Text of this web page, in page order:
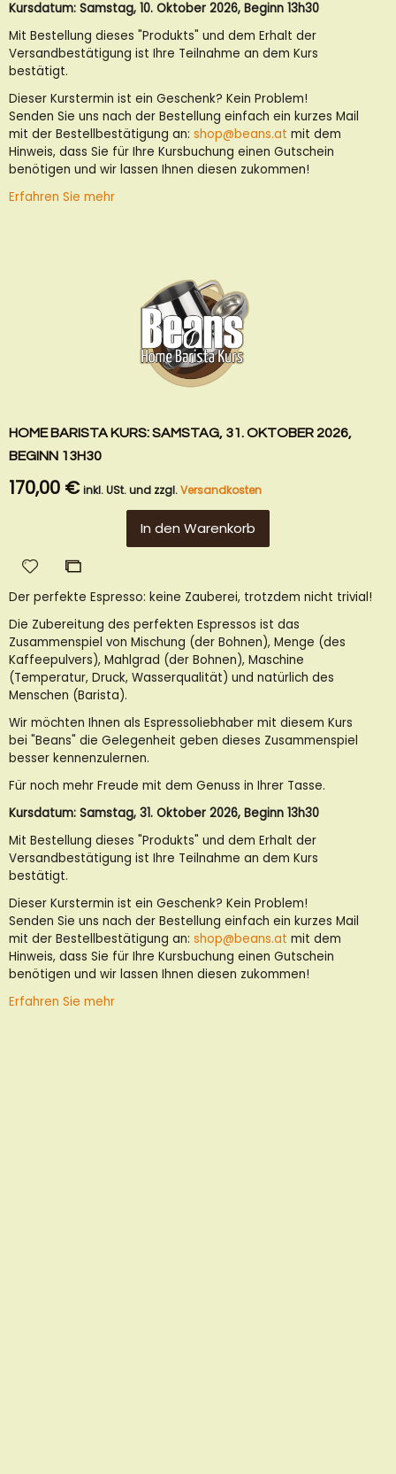
Kursdatum: Samstag, 10. Oktober 2026, Beginn 13h30
Mit Bestellung dieses "Produkts" und dem Erhalt der
Versandbestätigung ist Ihre Teilnahme an dem Kurs
bestätigt.
Dieser Kurstermin ist ein Geschenk? Kein Problem!
Senden Sie uns nach der Bestellung einfach ein kurzes Mail
mit der Bestellbestätigung an: shop@beans.at mit dem
Hinweis, dass Sie für Ihre Kursbuchung einen Gutschein
benötigen und wir lassen Ihnen diesen zukommen!
Erfahren Sie mehr
HOME BARISTA KURS: SAMSTAG, 31. OKTOBER 2026,
BEGINN 13H30
170,00 € inkl. USt. und zzgl.Versandkosten
In den Warenkorb
Zur
hinzufügen
Zur
hinzufügen
Der perfekte Espresso: keine Zauberei, trotzdem nicht trivial!
Die Zubereitung des perfekten Espressos ist das
Zusammenspiel von Mischung (der Bohnen), Menge (des
Kaffeepulvers), Mahlgrad (der Bohnen), Maschine
(Temperatur, Druck, Wasserqualität) und natürlich des
Menschen (Barista).
Wir möchten Ihnen als Espressoliebhaber mit diesem Kurs
bei "Beans" die Gelegenheit geben dieses Zusammenspiel
besser kennenzulernen.
Für noch mehr Freude mit dem Genuss in Ihrer Tasse.
Kursdatum: Samstag, 31. Oktober 2026, Beginn 13h30
Mit Bestellung dieses "Produkts" und dem Erhalt der
Versandbestätigung ist Ihre Teilnahme an dem Kurs
bestätigt.
Dieser Kurstermin ist ein Geschenk? Kein Problem!
Senden Sie uns nach der Bestellung einfach ein kurzes Mail
mit der Bestellbestätigung an: shop@beans.at mit dem
Hinweis, dass Sie für Ihre Kursbuchung einen Gutschein
benötigen und wir lassen Ihnen diesen zukommen!
Erfahren Sie mehr